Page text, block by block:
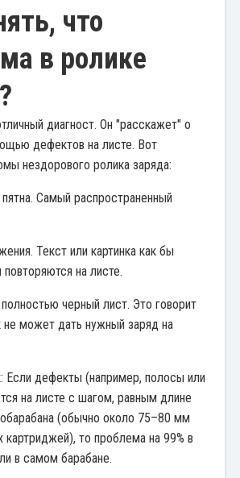
что
в ролике
диагност. Он "расскажет" о
дефектов на листе. Вот
нездорового ролика заряда:
Самый распространенный
Текст или картинка как бы
на листе.
черный лист. Это говорит
не может дать нужный заряд на
Если дефекты (например, полосы или
на листе с шагом, равным длине
(обычно около 75–80 мм
картриджей), то проблема на 99% в
в самом барабане.